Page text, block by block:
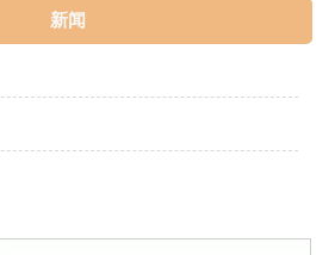
新闻